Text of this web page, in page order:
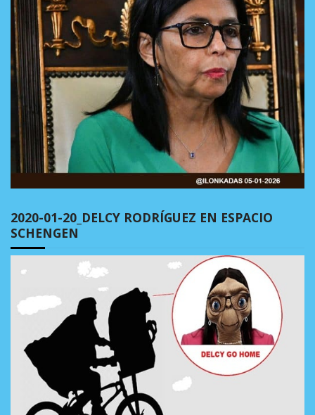
2020-01-20_DELCY RODRÍGUEZ EN ESPACIO
SCHENGEN